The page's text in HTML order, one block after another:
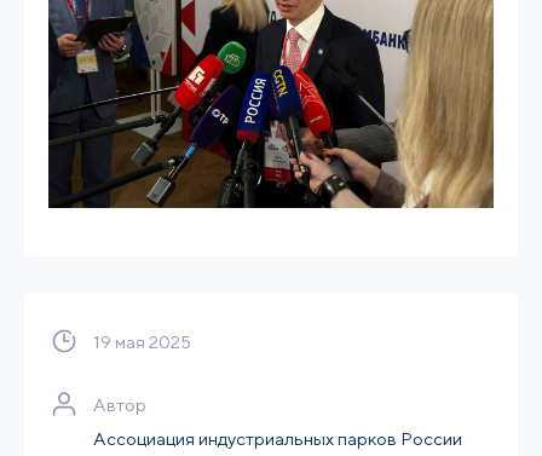
19 мая 2025
Автор
Ассоциация индустриальных парков России